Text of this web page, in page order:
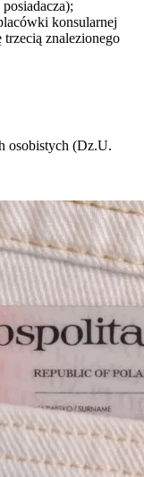
konsularnej
znalezionego
osobistych (Dz.U.